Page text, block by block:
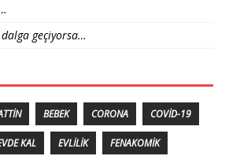
geçiyorsa…
BEBEK CORONA COVID-19
KAL EVLILIK FENAKOMIK